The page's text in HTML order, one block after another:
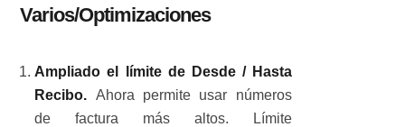
Varios/Optimizaciones
Ampliado el límite de Desde / Hasta
Recibo. Ahora permite usar números
de factura más altos. Límite